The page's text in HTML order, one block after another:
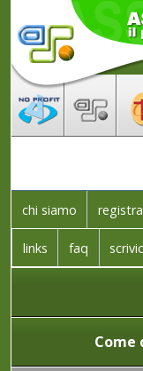
chi siamo
links faq
Come